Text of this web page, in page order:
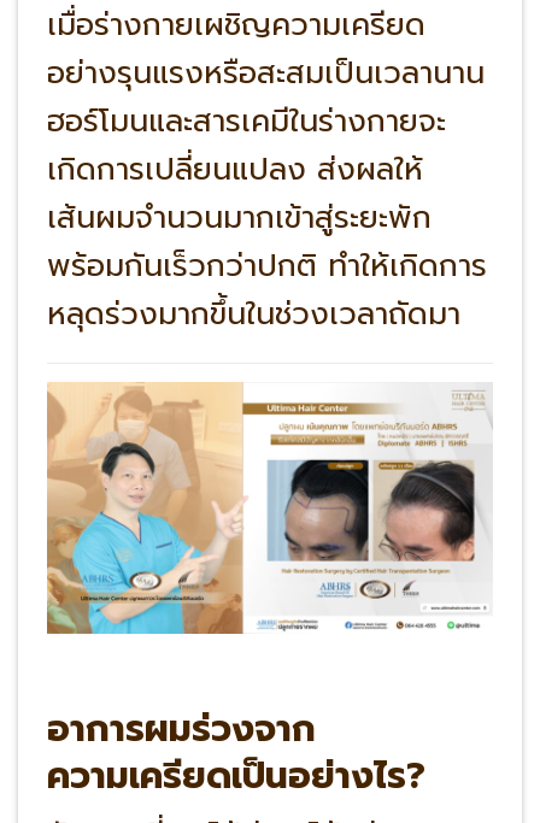
เมื่อร่างกายเผชิญความเครียด
อย่างรุนแรงหรือสะสมเป็นเวลานาน
ฮอร์โมนและสารเคมีในร่างกายจะ
เกิดการเปลี่ยนแปลง ส่งผลให้
เส้นผมจำนวนมากเข้าสู่ระยะพัก
พร้อมกันเร็วกว่าปกติ ทำให้เกิดการ
หลุดร่วงมากขึ้นในช่วงเวลาถัดมา
อาการผมร่วงจาก
ความเครียดเป็นอย่างไร?